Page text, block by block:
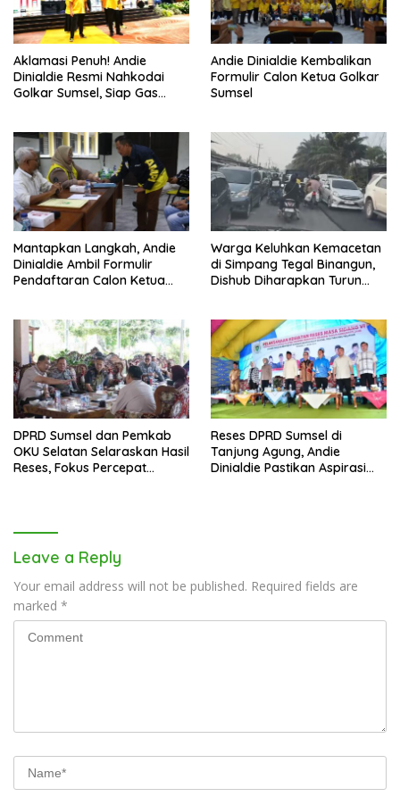
Aklamasi Penuh! Andie
Dinialdie Resmi Nahkodai
Golkar Sumsel, Siap Gas
Andie Dinialdie Kembalikan
Formulir Calon Ketua Golkar
Sumsel
Mantapkan Langkah, Andie
Dinialdie Ambil Formulir
Pendaftaran Calon Ketua
Warga Keluhkan Kemacetan
di Simpang Tegal Binangun,
Dishub Diharapkan Turun
DPRD Sumsel dan Pemkab
OKU Selatan Selaraskan Hasil
Reses, Fokus Percepat
Reses DPRD Sumsel di
Tanjung Agung, Andie
Dinialdie Pastikan Aspirasi
Leave a Reply
Your email address will not be published. Required fields are
marked *